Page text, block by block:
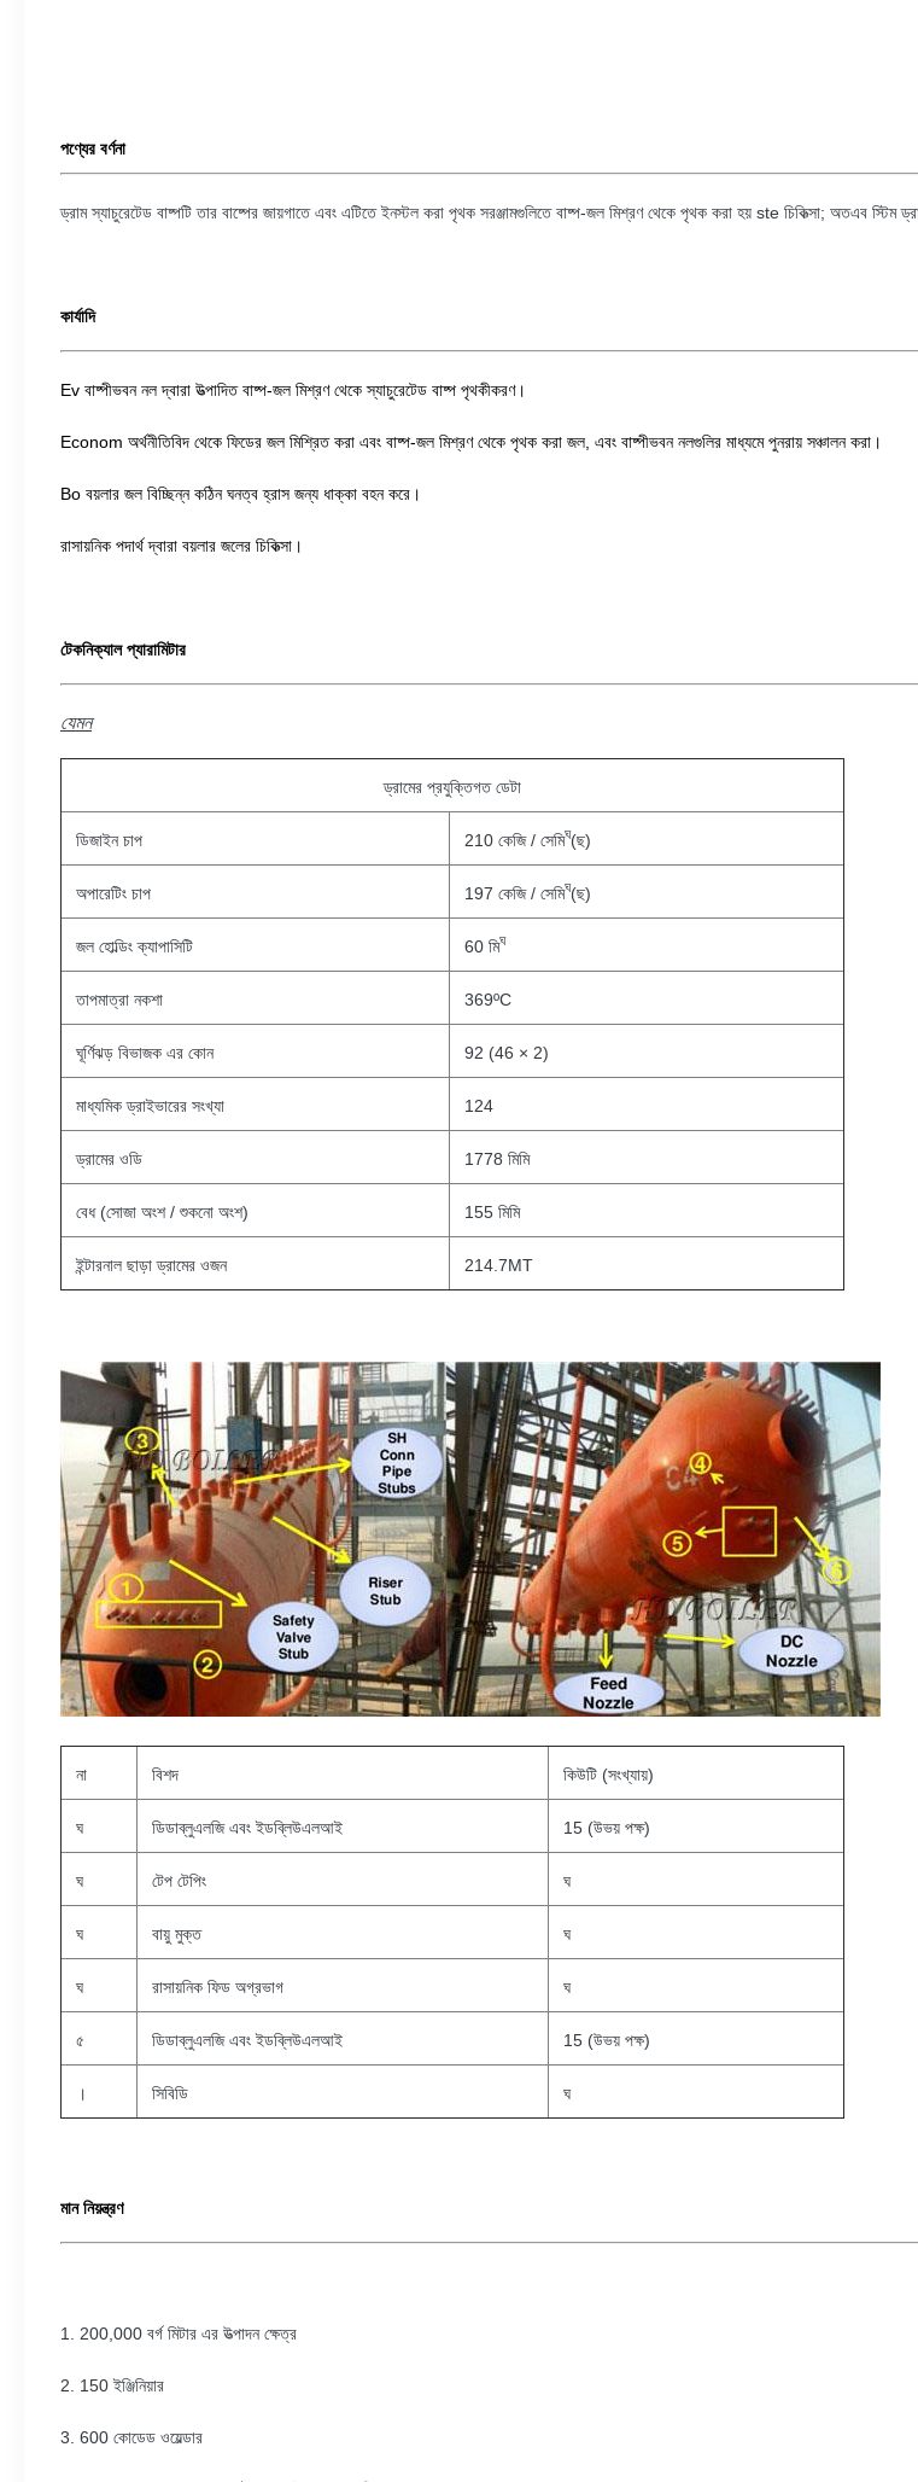
পণ্যের বর্ণনা
ড্রাম স্যাচুরেটেড বাষ্পটি তার বাষ্পের জায়গাতে এবং এটিতে ইনস্টল করা পৃথক সরঞ্জামগুলিতে বাষ্প-জল মিশ্রণ থেকে পৃথক করা হয় ste চিকিত্সা; অতএব স্টিম
কার্যাদি
Ev বাষ্পীভবন নল দ্বারা উত্পাদিত বাষ্প-জল মিশ্রণ থেকে স্যাচুরেটেড বাষ্প পৃথকীকরণ।
Econom অর্থনীতিবিদ থেকে ফিডের জল মিশ্রিত করা এবং বাষ্প-জল মিশ্রণ থেকে পৃথক করা জল, এবং বাষ্পীভবন নলগুলির মাধ্যমে পুনরায় সঞ্চালন করা।
Bo বয়লার জল বিচ্ছিন্ন কঠিন ঘনত্ব হ্রাস জন্য ধাক্কা বহন করে।
রাসায়নিক পদার্থ দ্বারা বয়লার জলের চিকিত্সা।
টেকনিক্যাল প্যারামিটার
যেমন
ড্রামের প্রযুক্তিগত ডেটা
ডিজাইন চাপ 210 কেজি / সেমিঘ(ছ)
অপারেটিং চাপ 197 কেজি / সেমিঘ(ছ)
জল হোল্ডিং ক্যাপাসিটি 60 মিঘ
তাপমাত্রা নকশা 369ºC
ঘূর্ণিঝড় বিভাজক এর কোন 92 (46 × 2)
মাধ্যমিক ড্রাইভারের সংখ্যা 124
ড্রামের ওডি 1778 মিমি
বেধ (সোজা অংশ / শুকনো অংশ) 155 মিমি
ইন্টারনাল ছাড়া ড্রামের ওজন 214.7MT
না বিশদ কিউটি (সংখ্যায়)
ঘ ডিডাব্লুএলজি এবং ইডব্লিউএলআই 15 (উভয় পক্ষ)
ঘ টেপ টেপিং ঘ
ঘ বায়ু মুক্ত ঘ
ঘ রাসায়নিক ফিড অগ্রভাগ ঘ
৫ ডিডাব্লুএলজি এবং ইডব্লিউএলআই 15 (উভয় পক্ষ)
। সিবিডি ঘ
মান নিয়ন্ত্রণ
1. 200,000 বর্গ মিটার এর উত্পাদন ক্ষেত্র
2. 150 ইঞ্জিনিয়ার
3. 600 কোডেড ওয়েল্ডার